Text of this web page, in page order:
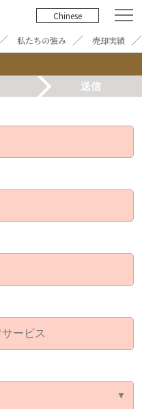
Chinese
私たちの強み 売却実績
送信